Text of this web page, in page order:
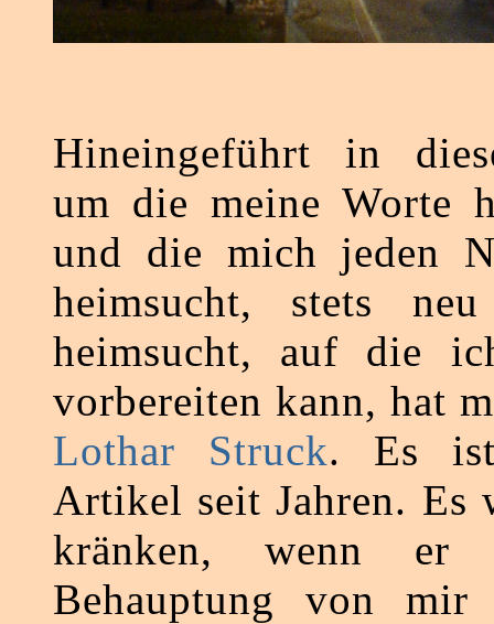
Hineingeführt in
um die meine Worte
und die mich jeden
heimsucht, stets
heimsucht, auf die
vorbereiten kann, hat
Lothar Struck. Es
Artikel seit Jahren.
kränken, wenn er
Behauptung von